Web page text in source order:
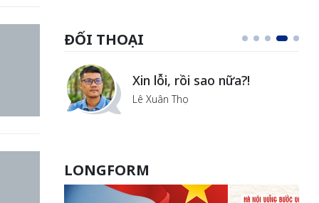
ĐỐI THOẠI
Xin lỗi, rồi sao nữa?!
Lê Xuân Thọ
LONGFORM